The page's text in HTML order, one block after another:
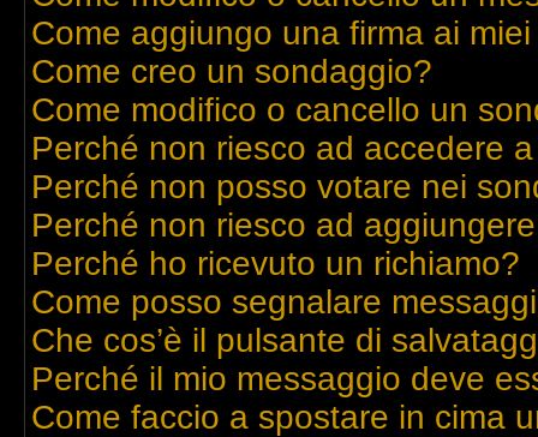
Come aggiungo una firma ai
Come creo un sondaggio?
Come modifico o cancello un
Perché non riesco ad accedere
Perché non posso votare nei
Perché non riesco ad
Perché ho ricevuto un richiamo?
Come posso segnalare
Che cos’è il pulsante di
Perché il mio messaggio deve
Come faccio a spostare in cima